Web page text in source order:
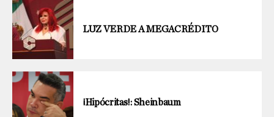
LUZ VERDE A MEGACRÉDITO
¡Hipócritas!: Sheinbaum